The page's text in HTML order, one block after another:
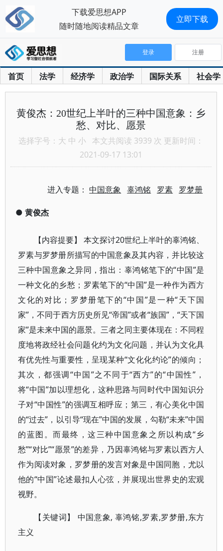
首页 法学 经济学 政治学 国际关系 社会学
登录 注册
黄俊杰：20世纪上半叶的三种中国意象：乡
愁、对比、愿景
选择字号： 大 中 小 本文共阅读 3939 次 更新时间：
2021-09-17 13:01
进入专题：中国意象 辜鸿铭 罗素 罗梦册
● 黄俊杰
【内容提要】 本文探讨20世纪上半叶的辜鸿铭、
罗素与罗梦册所描写的中国意象及其内容，并比较这
三种中国意象之异同，指出：辜鸿铭笔下的“中国”是
一种文化的乡愁；罗素笔下的“中国”是一种作为西方
文化的对比；罗梦册笔下的“中国”是一种“天下国
家”，不同于西方历史所见“帝国”或者“族国”，“天下国
家”是未来中国的愿景。三者之同主要体现在：不同程
度地将政经社会问题化约为文化问题，并认为文化具
有优先性与重要性，呈现某种“文化化约论”的倾向；
其次，都强调“中国”之不同于“西方”的“中国性”，
将“中国”加以理想化，这种思路与同时代中国知识分
子对“中国性”的强调互相呼应；第三，有心美化中国
的“过去”，以引导“现在”中国的发展，勾勒“未来”中国
的蓝图。而最终，这三种中国意象之所以构成“乡
愁”“对比”“愿景”的差异，乃因辜鸿铭与罗素以西方人
作为阅读对象，罗梦册的发言对象是中国同胞，尤以
他的“中国”论述最扣人心弦，并展现出世界史的宏观
视野。
【关键词】 中国意象, 辜鸿铭,罗素,罗梦册,东方
主义
下载爱思想APP
随时随地阅读精品文章
立即下载